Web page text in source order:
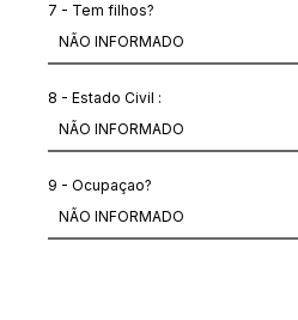
7 - Tem filhos?
8 - Estado Civil :
9 - Ocupaçao?